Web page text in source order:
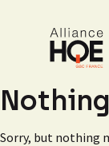
Sorry, but nothing